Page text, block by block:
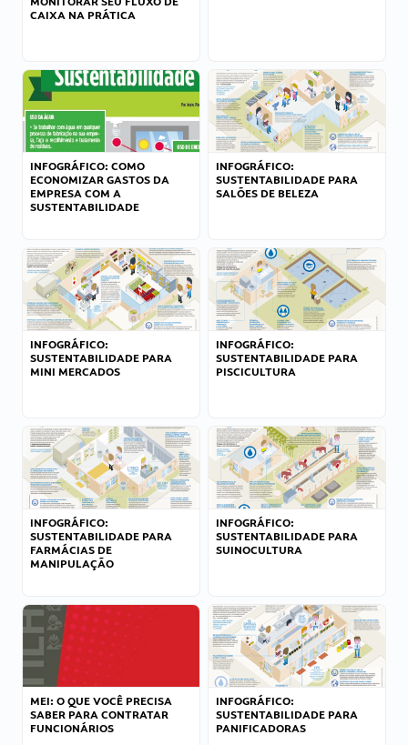
CAIXA NA PRÁTICA
INFOGRÁFICO: COMO
ECONOMIZAR GASTOS DA
EMPRESA COM A
SUSTENTABILIDADE
INFOGRÁFICO:
SUSTENTABILIDADE PARA
SALÕES DE BELEZA
INFOGRÁFICO:
SUSTENTABILIDADE PARA
MINI MERCADOS
INFOGRÁFICO:
SUSTENTABILIDADE PARA
PISCICULTURA
INFOGRÁFICO:
SUSTENTABILIDADE PARA
FARMÁCIAS DE
MANIPULAÇÃO
INFOGRÁFICO:
SUSTENTABILIDADE PARA
SUINOCULTURA
MEI: O QUE VOCÊ PRECISA
SABER PARA CONTRATAR
FUNCIONÁRIOS
INFOGRÁFICO:
SUSTENTABILIDADE PARA
PANIFICADORAS